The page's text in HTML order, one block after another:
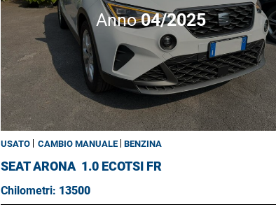
Anno04/2025
USATO CAMBIO MANUALE BENZINA
SEAT ARONA 1.0 ECOTSI FR
Chilometri: 13500